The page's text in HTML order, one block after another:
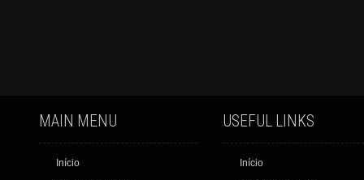
MAIN MENU
Início
USEFUL LINKS
Início